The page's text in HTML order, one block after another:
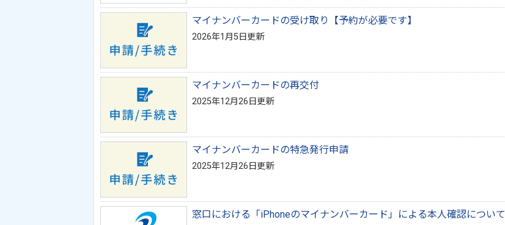
マイナンバーカードの受け取り【予約が必要です】
2026年1月5日更新
マイナンバーカードの再交付
2025年12月26日更新
マイナンバーカードの特急発行申請
2025年12月26日更新
窓口における「iPhoneのマイナンバーカード」による本人確認について